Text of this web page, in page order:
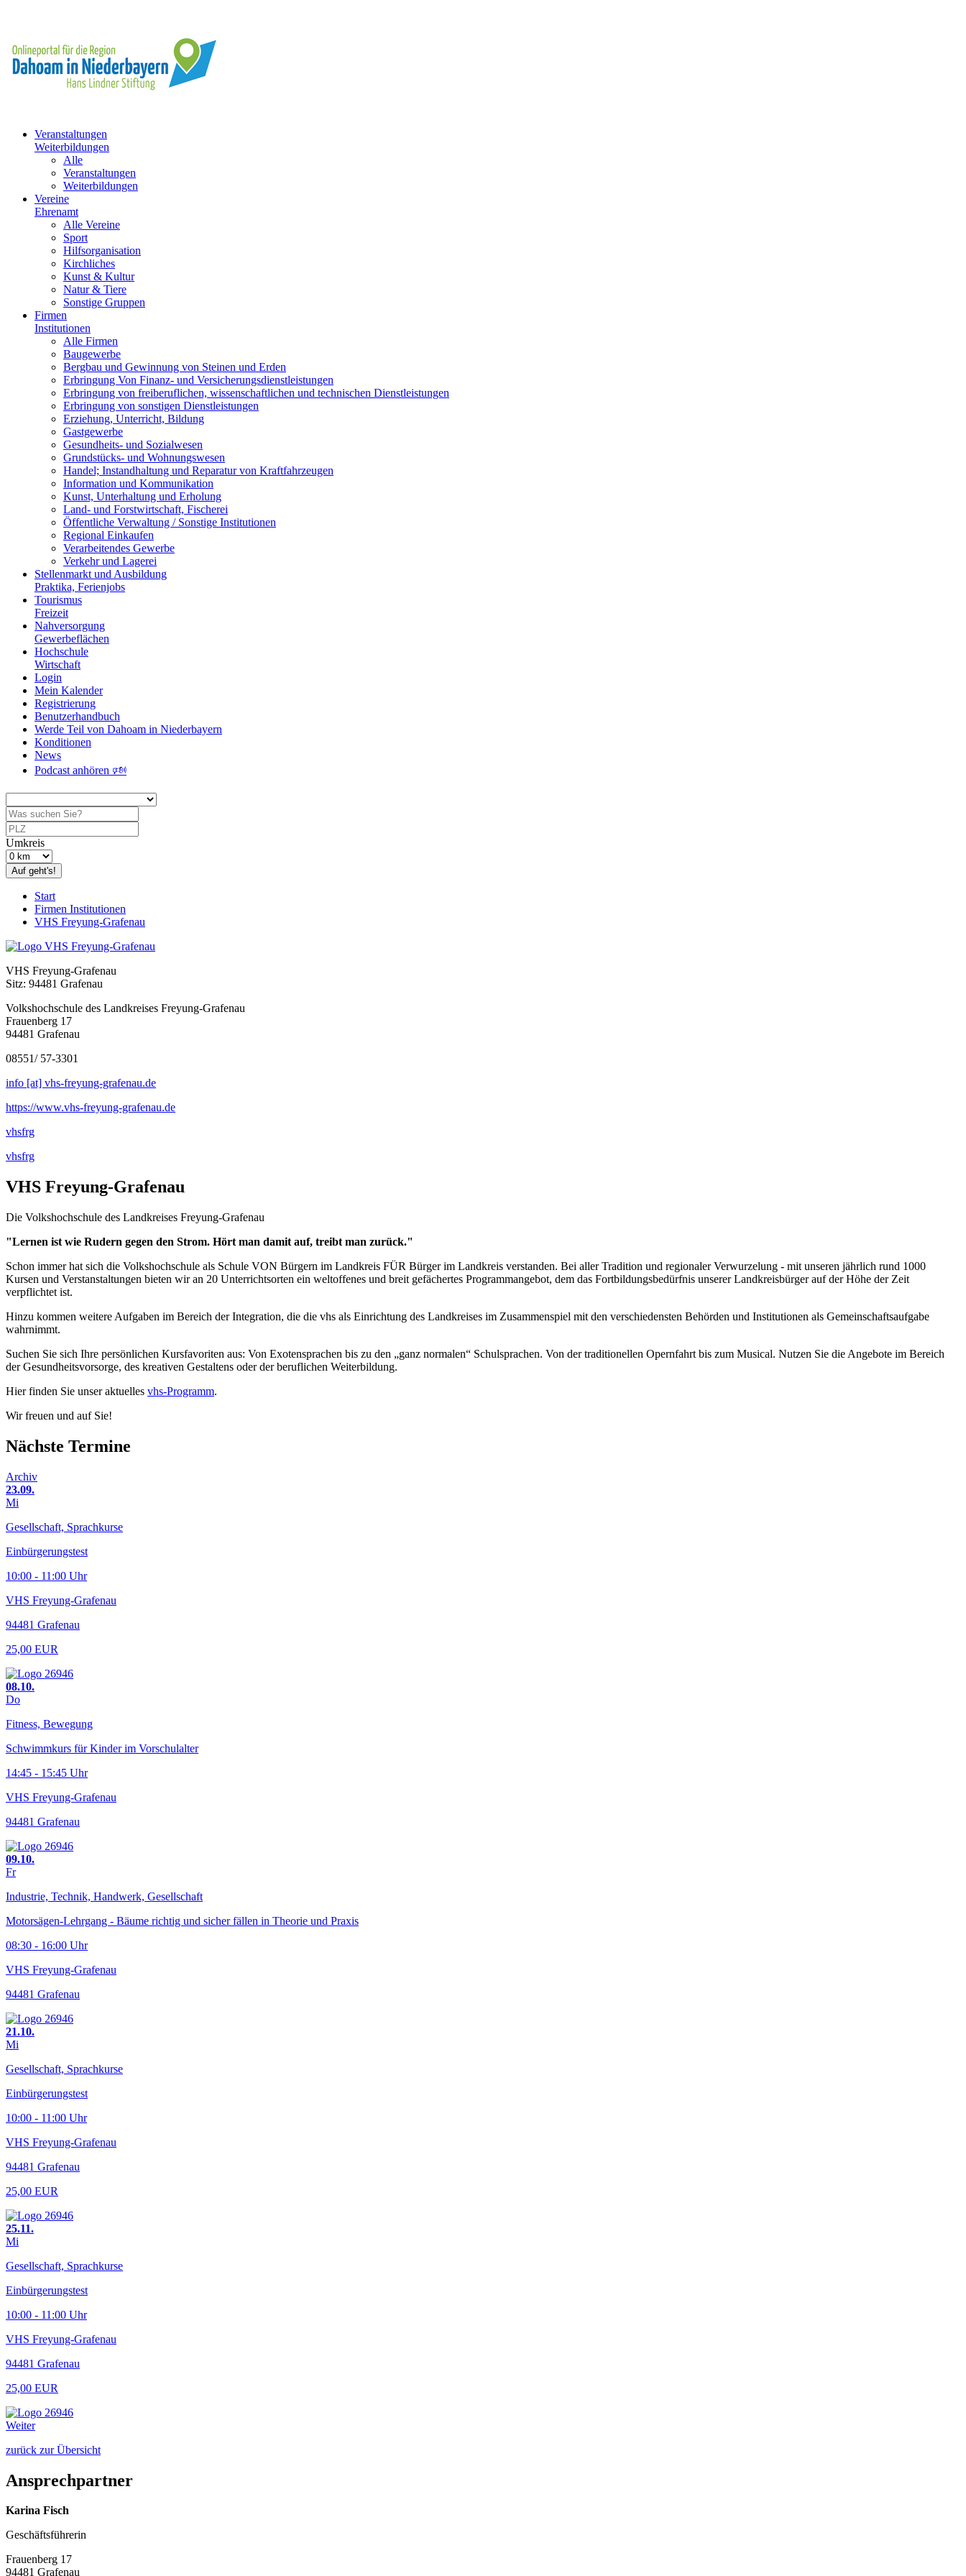
Veranstaltungen
Weiterbildungen
Alle
Veranstaltungen
Weiterbildungen
Vereine
Ehrenamt
Alle Vereine
Sport
Hilfsorganisation
Kirchliches
Kunst & Kultur
Natur & Tiere
Sonstige Gruppen
Firmen
Institutionen
Alle Firmen
Baugewerbe
Bergbau und Gewinnung von Steinen und Erden
Erbringung Von Finanz- und Versicherungsdienstleistungen
Erbringung von freiberuflichen, wissenschaftlichen und technischen Dienstleistungen
Erbringung von sonstigen Dienstleistungen
Erziehung, Unterricht, Bildung
Gastgewerbe
Gesundheits- und Sozialwesen
Grundstücks- und Wohnungswesen
Handel; Instandhaltung und Reparatur von Kraftfahrzeugen
Information und Kommunikation
Kunst, Unterhaltung und Erholung
Land- und Forstwirtschaft, Fischerei
Öffentliche Verwaltung / Sonstige Institutionen
Regional Einkaufen
Verarbeitendes Gewerbe
Verkehr und Lagerei
Stellenmarkt und Ausbildung
Praktika, Ferienjobs
Tourismus
Freizeit
Nahversorgung
Gewerbeflächen
Hochschule
Wirtschaft
Login
Mein Kalender
Registrierung
Benutzerhandbuch
Werde Teil von Dahoam in Niederbayern
Konditionen
News
Podcast anhören 🕬
Umkreis
Auf geht's!
Start
Firmen Institutionen
VHS Freyung-Grafenau
VHS Freyung-Grafenau
Sitz: 94481 Grafenau
Volkshochschule des Landkreises Freyung-Grafenau
Frauenberg 17
94481 Grafenau
08551/ 57-3301
info [at] vhs-freyung-grafenau.de
https://www.vhs-freyung-grafenau.de
vhsfrg
vhsfrg
VHS Freyung-Grafenau
Die Volkshochschule des Landkreises Freyung-Grafenau
"Lernen ist wie Rudern gegen den Strom. Hört man damit auf, treibt man zurück."
Schon immer hat sich die Volkshochschule als Schule VON Bürgern im Landkreis FÜR Bürger im Landkreis verstanden. Bei aller Tradition und regionaler Verwurzelung - mit unseren jährlich rund 1000
Kursen und Verstanstaltungen bieten wir an 20 Unterrichtsorten ein weltoffenes und breit gefächertes Programmangebot, dem das Fortbildungsbedürfnis unserer Landkreisbürger auf der Höhe der Zeit
verpflichtet ist.
Hinzu kommen weitere Aufgaben im Bereich der Integration, die die vhs als Einrichtung des Landkreises im Zusammenspiel mit den verschiedensten Behörden und Institutionen als Gemeinschaftsaufgabe
wahrnimmt.
Suchen Sie sich Ihre persönlichen Kursfavoriten aus: Von Exotensprachen bis zu den „ganz normalen“ Schulsprachen. Von der traditionellen Opernfahrt bis zum Musical. Nutzen Sie die Angebote im Bereich
der Gesundheitsvorsorge, des kreativen Gestaltens oder der beruflichen Weiterbildung.
Hier finden Sie unser aktuelles vhs-Programm.
Wir freuen und auf Sie!
Nächste Termine
Archiv
23.09.
Mi
Gesellschaft, Sprachkurse
Einbürgerungstest
10:00 - 11:00 Uhr
VHS Freyung-Grafenau
94481 Grafenau
25,00 EUR
08.10.
Do
Fitness, Bewegung
Schwimmkurs für Kinder im Vorschulalter
14:45 - 15:45 Uhr
VHS Freyung-Grafenau
94481 Grafenau
09.10.
Fr
Industrie, Technik, Handwerk, Gesellschaft
Motorsägen-Lehrgang - Bäume richtig und sicher fällen in Theorie und Praxis
08:30 - 16:00 Uhr
VHS Freyung-Grafenau
94481 Grafenau
21.10.
Mi
Gesellschaft, Sprachkurse
Einbürgerungstest
10:00 - 11:00 Uhr
VHS Freyung-Grafenau
94481 Grafenau
25,00 EUR
25.11.
Mi
Gesellschaft, Sprachkurse
Einbürgerungstest
10:00 - 11:00 Uhr
VHS Freyung-Grafenau
94481 Grafenau
25,00 EUR
Weiter
zurück zur Übersicht
Ansprechpartner
Karina Fisch
Geschäftsführerin
Frauenberg 17
94481 Grafenau